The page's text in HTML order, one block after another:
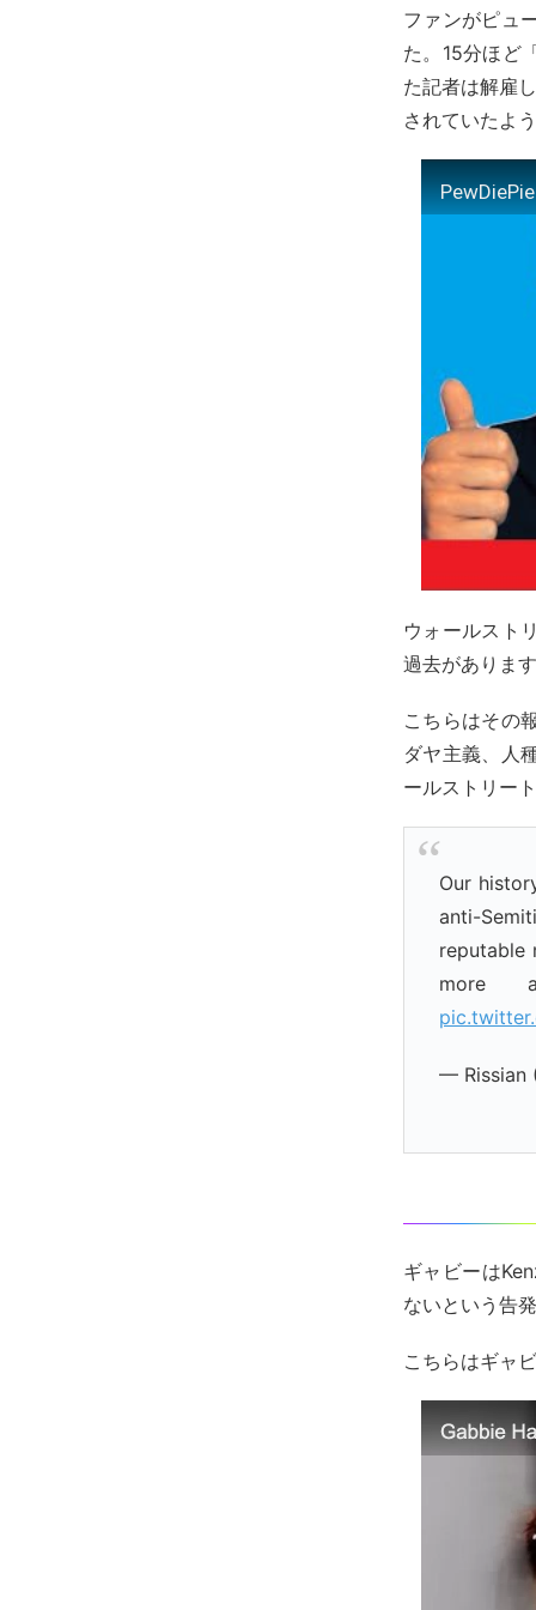
ファンがピュ
た。15分ほど
た記者は解雇
されていたよう
ウォールスト
過去があります
こちらはその
ダヤ主義、人
ールストリー
Our
anti-
reputable
more
— Rissian
ギャビーは
ないという告
こちらはギャ